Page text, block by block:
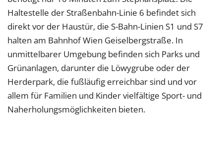
Haltestelle der Straßenbahn-Linie 6 befindet sich
direkt vor der Haustür, die S-Bahn-Linien S1 und S7
halten am Bahnhof Wien Geiselbergstraße. In
unmittelbarer Umgebung befinden sich Parks und
Grünanlagen, darunter die Löwygrube oder der
Herderpark, die fußläufig erreichbar sind und vor
allem für Familien und Kinder vielfältige Sport- und
Naherholungsmöglichkeiten bieten.